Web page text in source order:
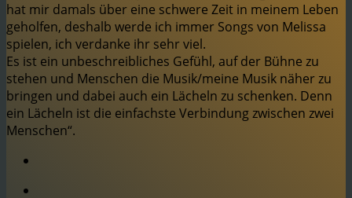
hat mir damals über eine schwere Zeit in meinem Leben
geholfen, deshalb werde ich immer Songs von Melissa
spielen, ich verdanke ihr sehr viel.
Es ist ein unbeschreibliches Gefühl, auf der Bühne zu
stehen und Menschen die Musik/meine Musik näher zu
bringen und dabei auch ein Lächeln zu schenken. Denn
ein Lächeln ist die einfachste Verbindung zwischen zwei
Menschen“.